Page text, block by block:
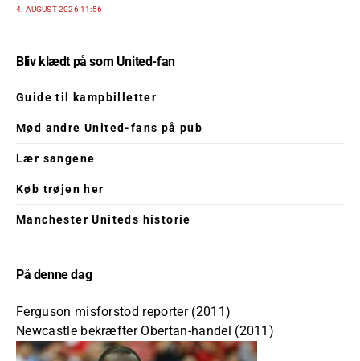
4. AUGUST 2026 11:56
Bliv klædt på som United-fan
Guide til kampbilletter
Mød andre United-fans på pub
Lær sangene
Køb trøjen her
Manchester Uniteds historie
På denne dag
Ferguson misforstod reporter (2011)
Newcastle bekræfter Obertan-handel (2011)